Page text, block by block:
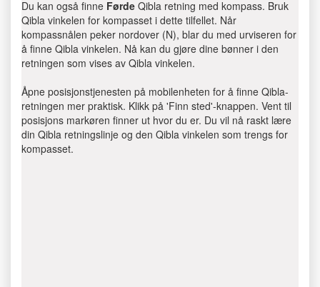
Du kan også finne Førde Qibla retning med kompass. Bruk
Qibla vinkelen for kompasset i dette tilfellet. Når
kompassnålen peker nordover (N), blar du med urviseren for
å finne Qibla vinkelen. Nå kan du gjøre dine bønner i den
retningen som vises av Qibla vinkelen.
Åpne posisjonstjenesten på mobilenheten for å finne Qibla-
retningen mer praktisk. Klikk på 'Finn sted'-knappen. Vent til
posisjons markøren finner ut hvor du er. Du vil nå raskt lære
din Qibla retningslinje og den Qibla vinkelen som trengs for
kompasset.